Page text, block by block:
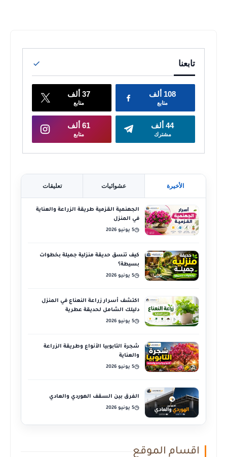
الأخيرة عشوائيات تعليقات
الجهنمية القزمية طريقة الزراعة والعناية
في المنزل
◷5 يونيو 2026
كيف تنسق حديقة منزلية جميلة بخطوات
بسيطة؟
◷5 يونيو 2026
اكتشف أسرار زراعة النعناع في المنزل
دليلك الشامل لحديقة عطرية
◷5 يونيو 2026
شجرة التابوبيا الأنواع وطريقة الزراعة
والعناية
◷5 يونيو 2026
الفرق بين السقف الهوردي والعادي
◷5 يونيو 2026
اقسام الموقع